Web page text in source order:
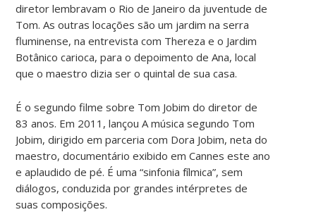
diretor lembravam o Rio de Janeiro da juventude de
Tom. As outras locações são um jardim na serra
fluminense, na entrevista com Thereza e o Jardim
Botânico carioca, para o depoimento de Ana, local
que o maestro dizia ser o quintal de sua casa.
É o segundo filme sobre Tom Jobim do diretor de
83 anos. Em 2011, lançou A música segundo Tom
Jobim, dirigido em parceria com Dora Jobim, neta do
maestro, documentário exibido em Cannes este ano
e aplaudido de pé. É uma “sinfonia fílmica”, sem
diálogos, conduzida por grandes intérpretes de
suas composições.